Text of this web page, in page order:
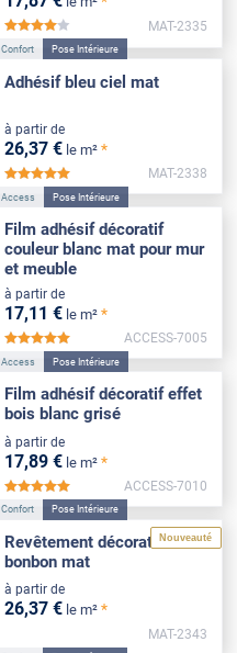
*****
MAT-2335
Confort Pose Intérieure
Adhésif bleu ciel mat
à partir de
26,37 € le m² *
MAT-2338
Access Pose Intérieure
Film adhésif décoratif
couleur blanc mat pour mur
et meuble
à partir de
17,11 € le m² *
ACCESS-7005
Access Pose Intérieure
Film adhésif décoratif effet
bois blanc grisé
à partir de
17,89 € le m² *
ACCESS-7010
Nouveauté
Confort Pose Intérieure
Revêtement décoratif rose
bonbon mat
à partir de
26,37 € le m² *
MAT-2343